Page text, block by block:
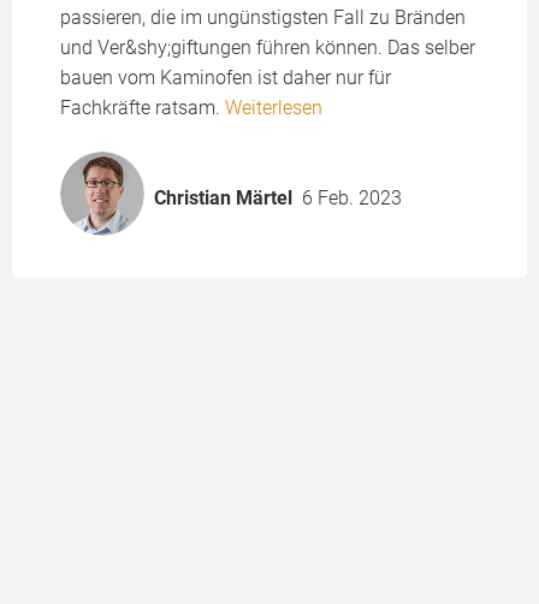
passieren, die im ungünstigsten Fall zu Bränden
und Ver&shy;giftungen führen können. Das selber
bauen vom Kaminofen ist daher nur für
Fachkräfte ratsam. Weiterlesen
Christian Märtel 6 Feb. 2023